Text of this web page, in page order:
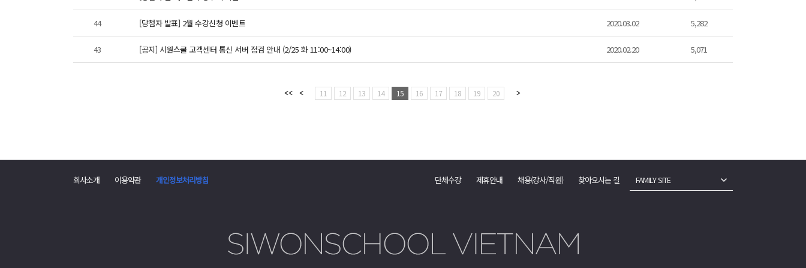
44 [당첨자 발표] 2월 수강신청 이벤트 2020.03.02 5,282
43 [공지] 시원스쿨 고객센터 통신 서버 점검 안내 (2/25 화 11:00~14:00) 2020.02.20 5,071
11 12 13 14 15 16 17 18 19 20
회사소개 이용약관 개인정보처리방침 단체수강 제휴안내 채용(강사/직원) 찾아오시는 길 FAMILY SITE